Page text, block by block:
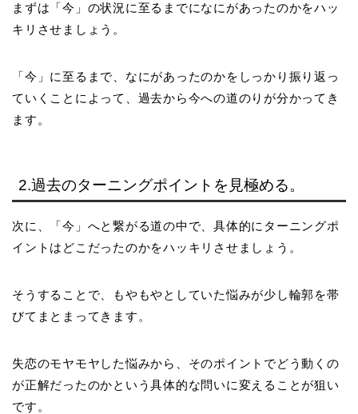
まずは「今」の状況に至るまでになにがあったのかをハッ
キリさせましょう。
「今」に至るまで、なにがあったのかをしっかり振り返っ
ていくことによって、過去から今への道のりが分かってき
ます。
2.過去のターニングポイントを見極める。
次に、「今」へと繋がる道の中で、具体的にターニングポ
イントはどこだったのかをハッキリさせましょう。
そうすることで、もやもやとしていた悩みが少し輪郭を帯
びてまとまってきます。
失恋のモヤモヤした悩みから、そのポイントでどう動くの
が正解だったのかという具体的な問いに変えることが狙い
です。